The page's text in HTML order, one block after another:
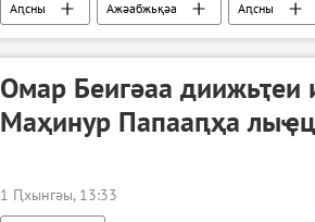
Аԥсны Ажәабжьқәа Аԥсны
Омар Беигәаа
Маҳинур Папааԥҳа
1 Ԥхынгәы, 13:33